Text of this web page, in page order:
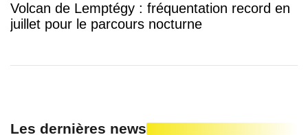
Volcan de Lemptégy : fréquentation record en
juillet pour le parcours nocturne
Les dernières news